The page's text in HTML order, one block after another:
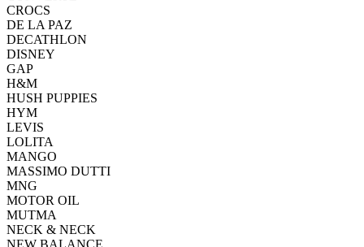
CROCS
DE LA PAZ
DECATHLON
DISNEY
GAP
H&M
HUSH PUPPIES
HYM
LEVIS
LOLITA
MANGO
MASSIMO DUTTI
MNG
MOTOR OIL
MUTMA
NECK & NECK
NEW BALANCE